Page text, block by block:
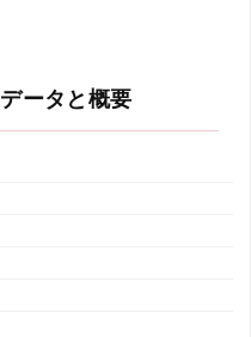
データと概要